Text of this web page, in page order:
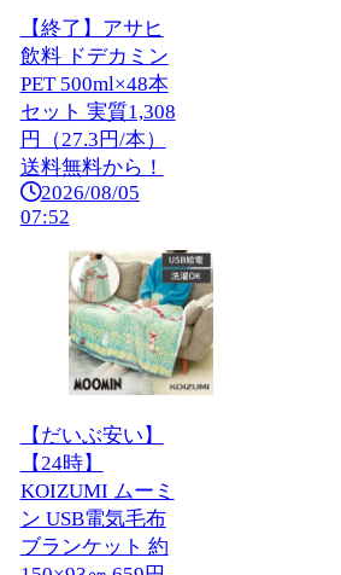
【終了】アサヒ
飲料 ドデカミン
PET 500ml×48本
セット 実質1,308
円（27.3円/本）
送料無料から！
2026/08/05
07:52
【だいぶ安い】
【24時】
KOIZUMI ムーミ
ン USB電気毛布
ブランケット 約